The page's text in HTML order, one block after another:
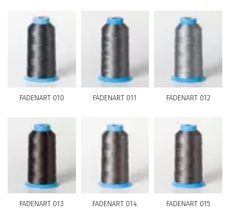
FADENART 010 FADENART 011 FADENART 012
FADENART 013 FADENART 014 FADENART 015